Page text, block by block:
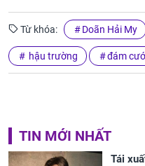
Từ khóa: Doãn Hải My
hậu trường đám
TIN MỚI NHẤT
Tái